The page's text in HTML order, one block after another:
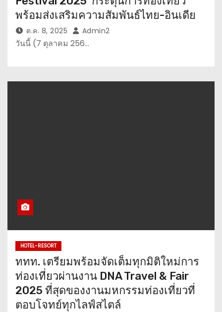
พร้อมส่งเสริมความสัมพันธ์ไทย-อินเดีย
ต.ค. 8, 2025 Admin2
วันนี้ (7 ตุลาคม 256…
HOTEL-RESORT
ททท. เตรียมพร้อมจัดเต็มทุกมิติใหม่การ
ท่องเที่ยวผ่านงาน DNA Travel & Fair
2025 ที่สุดของงานมหกรรมท่องเที่ยวที่
ตอบโจทย์ทุกไลฟ์สไตล์